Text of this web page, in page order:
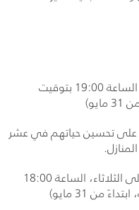
(من الأحد إلى الثلاثاء، الساعة 19:00 بتوقيت
على تحسين حياتهم في عشر
(من الأحد إلى الثلاثاء، الساعة 18:00
من 31 مايو)